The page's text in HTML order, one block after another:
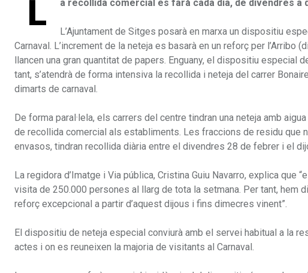
L a recollida comercial es farà cada dia, de divendres
L’Ajuntament de Sitges posarà en marxa un dispositiu
Carnaval. L’increment de la neteja es basarà en un reforç per
llancen una gran quantitat de papers. Enguany, el dispositiu especial
tant, s’atendrà de forma intensiva la recollida i neteja del carrer
dimarts de carnaval.
De forma paral·lela, els carrers del centre tindran una neteja amb
de recollida comercial als establiments. Les fraccions de residu que
envasos, tindran recollida diària entre el divendres 28 de febrer i el
La regidora d’Imatge i Via pública, Cristina Guiu Navarro, explica que
visita de 250.000 persones al llarg de tota la setmana. Per tant, hem
reforç excepcional a partir d’aquest dijous i fins dimecres vinent”.
El dispositiu de neteja especial conviurà amb el servei habitual a la
actes i on es reuneixen la majoria de visitants al Carnaval.